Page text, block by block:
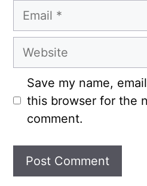
Email
Website
Save my name,
this browser for the
comment.